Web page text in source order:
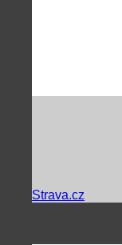
Strava.cz